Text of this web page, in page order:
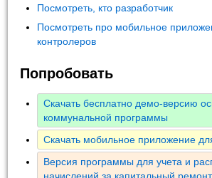
Посмотреть, кто разработчик
Посмотреть про мобильное
контролеров
Попробовать
Скачать бесплатно демо-версию
коммунальной программы
Скачать мобильное приложение
Версия программы для учета и